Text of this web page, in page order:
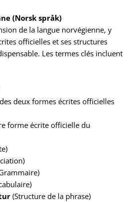
(Norsk språk)
de la langue norvégienne, y
officielles et ses structures
Les termes clés incluent
des deux formes écrites officielles
forme écrite officielle du
(Structure de la phrase)